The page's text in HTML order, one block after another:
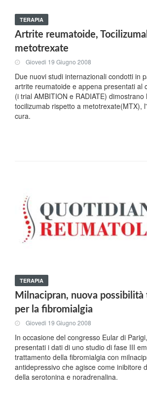
TERAPIA
Artrite reumatoide,
metotrexate
Giovedi 19 Giugno 2008
Due nuovi studi internazionali condotti in
artrite reumatoide e appena presentati al
(i trial AMBITION e RADIATE)
tocilizumab rispetto a metotrexate(MTX),
cura.
TERAPIA
Milnacipran, nuova
per la fibromialgia
Giovedi 19 Giugno 2008
In occasione del congresso Eular di
presentati i dati di uno studio di fase III
trattamento della fibromialgia con
antidepressivo che agisce come inibitore
della serotonina e noradrenalina.